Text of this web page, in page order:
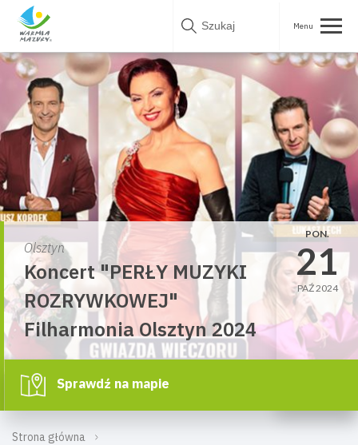
Skip
Strona główna
Olsztyn
Koncert "PERŁY MUZYKI
ROZRYWKOWEJ"
Filharmonia Olsztyn 2024
PON.
21
PAŹ 2024
Sprawdź na mapie